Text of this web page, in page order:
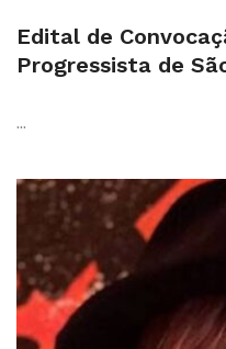
Edital de
Progressista de
...